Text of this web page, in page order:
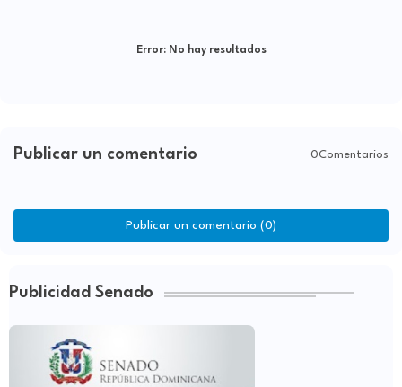
Error:No hay resultados
Publicar un comentario 0Comentarios
Publicar un comentario (0)
Publicidad Senado